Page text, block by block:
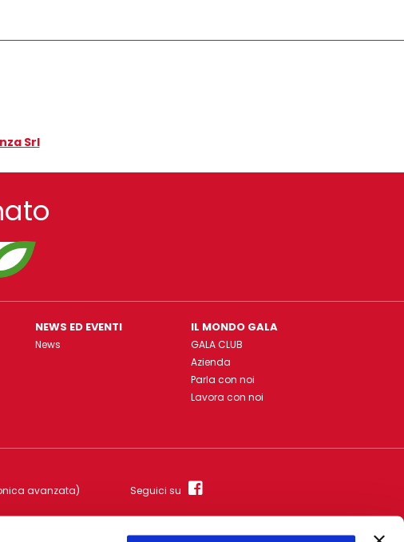
Srl
NEWS ED EVENTI
News
IL MONDO GALA
GALA CLUB
Azienda
Parla con noi
Lavora con noi
avanzata) Seguici su